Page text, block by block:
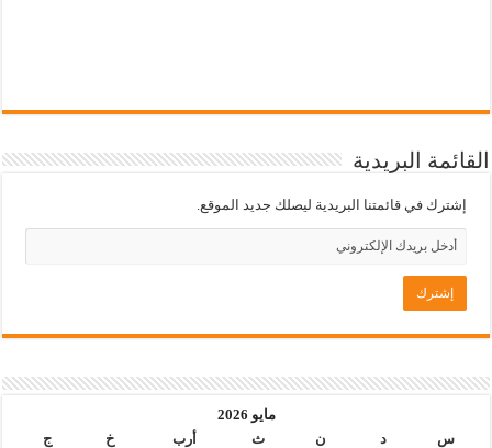
القائمة البريدية
إشترك في قائمتنا البريدية ليصلك جديد الموقع.
مايو 2026
س
د ن ث أرب خ
ج